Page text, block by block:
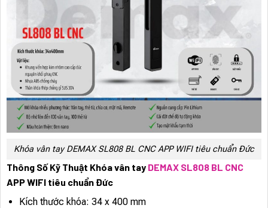
Khóa vân tay DEMAX SL808 BL CNC APP WIFI tiêu chuẩn Đức
Thông Số Kỹ Thuật Khóa vân tay DEMAX SL808 BL CNC
APP WIFI tiêu chuẩn Đức
Kích thước khóa: 34 x 400 mm